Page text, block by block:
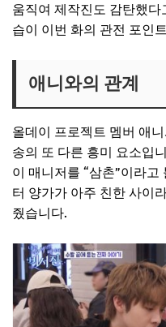
움직여 제작진도 감탄했다
습이 이번 화의 관전 포인
애니와의 관계
올데이 프로젝트 멤버 애
송의 또 다른 흥미 요소입
이 매니저를 “삼촌”이라
터 양가가 아주 친한 사이
줬습니다.